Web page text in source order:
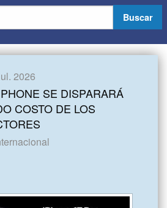
Buscar
2026
SE DISPARARÁ
COSTO DE LOS